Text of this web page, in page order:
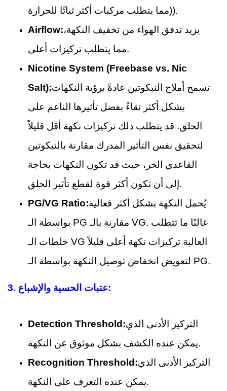
(مما يتطلب مركبات أكثر ثباتًا للحرارة).
Airflow:يزيد تدفق الهواء من تخفيف النكهة،
مما يتطلب تركيزات أعلى.
Nicotine System (Freebase vs. Nic
Salt):تسمح أملاح النيكوتين عادةً برؤية النكهات
بشكل أكثر نقاءً بفضل تأثيرها الناعم على
الحلق. قد يتطلب ذلك تركيزات نكهة أقل قليلاً
لتحقيق نفس التأثير المدرك مقارنة بالنيكوتين
القاعدي الحر، حيث قد تكون النكهات بحاجة
إلى أن تكون أكثر قوة لقطع تأثير الحلق.
PG/VG Ratio:يُحمل النكهة بشكل أكثر فعالية
بواسطة الـ PG مقارنة بالـ VG. غالبًا ما تتطلب
خلطات الـ VG العالية تركيزات نكهة أعلى قليلاً
لتعويض انخفاض توصيل النكهة بواسطة الـ PG.
3. عتبات الحسية والإشباع:
Detection Threshold:التركيز الأدنى الذي
يمكن عنده الكشف بشكل موثوق عن النكهة.
Recognition Threshold:التركيز الأدنى الذي
يمكن عنده التعرف على النكهة.